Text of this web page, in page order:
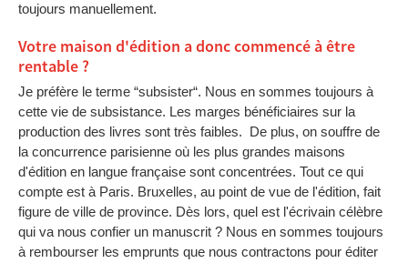
toujours manuellement.
Votre maison d'édition a donc commencé à être
rentable ?
Je préfère le terme “subsister“. Nous en sommes toujours à
cette vie de subsistance. Les marges bénéficiaires sur la
production des livres sont très faibles. De plus, on souffre de
la concurrence parisienne où les plus grandes maisons
d'édition en langue française sont concentrées. Tout ce qui
compte est à Paris. Bruxelles, au point de vue de l'édition, fait
figure de ville de province. Dès lors, quel est l'écrivain célèbre
qui va nous confier un manuscrit ? Nous en sommes toujours
à rembourser les emprunts que nous contractons pour éditer